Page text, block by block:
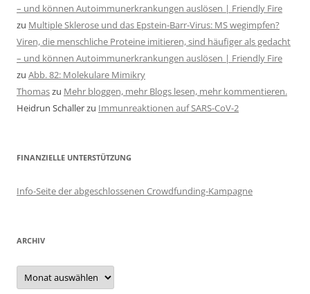
– und können Autoimmunerkrankungen auslösen | Friendly Fire
zu Multiple Sklerose und das Epstein-Barr-Virus: MS wegimpfen?
Viren, die menschliche Proteine imitieren, sind häufiger als gedacht
– und können Autoimmunerkrankungen auslösen | Friendly Fire
zu Abb. 82: Molekulare Mimikry
Thomaszu Mehr bloggen, mehr Blogs lesen, mehr kommentieren.
Heidrun Schallerzu Immunreaktionen auf SARS-CoV-2
FINANZIELLE UNTERSTÜTZUNG
Info-Seite der abgeschlossenen Crowdfunding-Kampagne
ARCHIV
Archiv